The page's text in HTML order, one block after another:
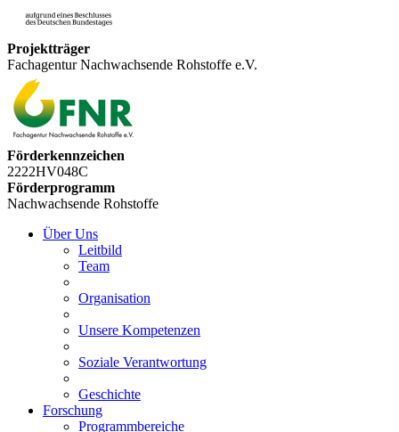
Projektträger
Fachagentur Nachwachsende Rohstoffe e.V.
Förderkennzeichen
2222HV048C
Förderprogramm
Nachwachsende Rohstoffe
Über Uns
Leitbild
Team
Organisation
Unsere Kompetenzen
Soziale Verantwortung
Geschichte
Forschung
Programmbereiche